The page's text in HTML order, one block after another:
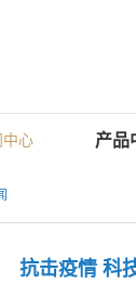
中心 产品
抗击疫情 科